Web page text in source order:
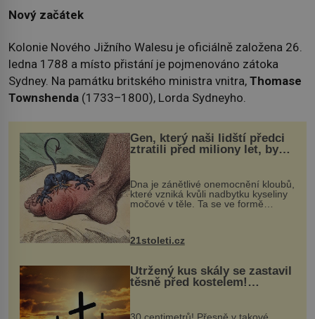
Nový začátek
Kolonie Nového Jižního Walesu je oficiálně založena 26.
ledna 1788 a místo přistání je pojmenováno zátoka
Sydney. Na památku britského ministra vnitra, Thomase
Townshenda (1733–1800), Lorda Sydneyho.
Gen, který naši lidští předci
ztratili před miliony let, by
mohl pomoci s léčbou
„nemoci králů“
Dna je zánětlivé onemocnění kloubů,
které vzniká kvůli nadbytku kyseliny
močové v těle. Ta se ve formě
nohou, a způsobuje bole...
21stoleti.cz
Utržený kus skály se zastavil
těsně před kostelem!
Ochránila ho boží síla?